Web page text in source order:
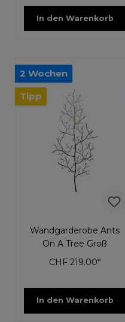
In den Warenkorb
2 Wochen
Tipp
Wandgarderobe Ants
On A Tree Groß
CHF 219.00*
In den Warenkorb